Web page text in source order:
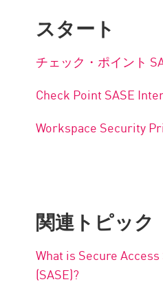
スタート
チェック・ポイント
Check Point SASE
Workspace Security
関連トピック
What is Secure
(SASE)?